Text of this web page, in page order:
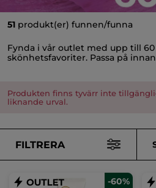
51 produkt(er) funnen/funna
Fynda i vår outlet med upp till
skönhetsfavoriter. Passa på
Produkten finns tyvärr inte
liknande urval.
FILTRERA
-60%